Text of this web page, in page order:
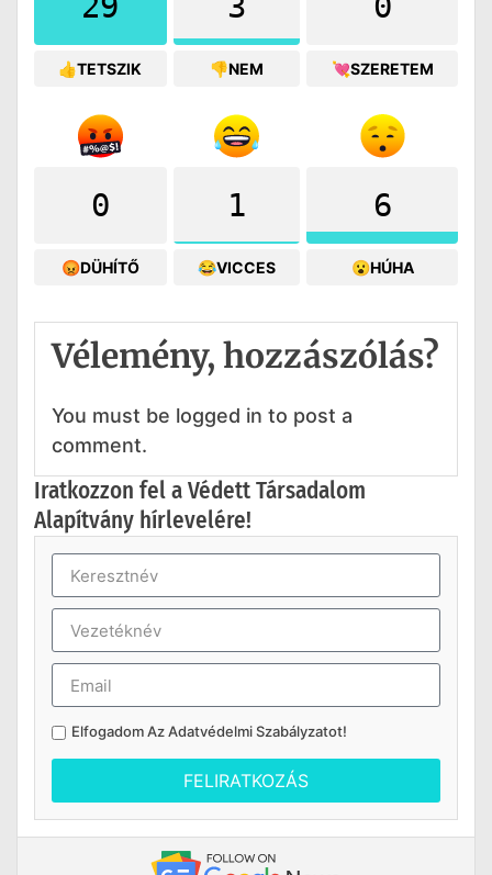
👍TETSZIK 👎NEM 💘SZERETEM
0
😡DÜHÍTŐ
1
😂VICCES
6
😮HÚHA
Vélemény, hozzászólás?
You must be logged in to post a
comment.
Iratkozzon fel a Védett Társadalom
Alapítvány hírlevelére!
Elfogadom AzAdatvédelmi Szabályzatot!
FELIRATKOZÁS